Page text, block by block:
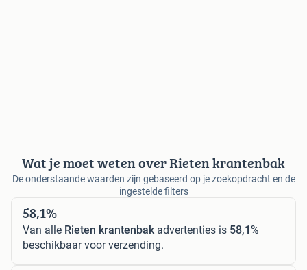
Wat je moet weten over Rieten krantenbak
De onderstaande waarden zijn gebaseerd op je zoekopdracht en de
ingestelde filters
58,1%
Van alle Rieten krantenbakadvertenties is 58,1%
beschikbaar voor verzending.